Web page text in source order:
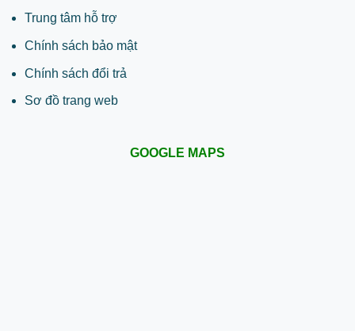
Trung tâm hỗ trợ
Chính sách bảo mật
Chính sách đổi trả
Sơ đồ trang web
GOOGLE MAPS